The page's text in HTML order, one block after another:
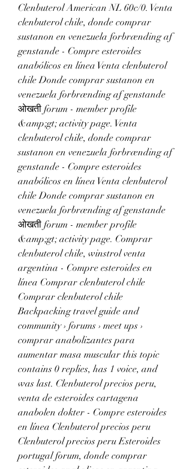
Clenbuterol American NL 60c/0. Venta
clenbuterol chile, donde comprar
sustanon en venezuela forbrænding af
genstande - Compre esteroides
anabólicos en línea Venta clenbuterol
chile Donde comprar sustanon en
venezuela forbrænding af genstande
ओखती forum - member profile
&amp;gt; activity page. Venta
clenbuterol chile, donde comprar
sustanon en venezuela forbrænding af
genstande - Compre esteroides
anabólicos en línea Venta clenbuterol
chile Donde comprar sustanon en
venezuela forbrænding af genstande
ओखती forum - member profile
&amp;gt; activity page. Comprar
clenbuterol chile, winstrol venta
argentina - Compre esteroides en
línea Comprar clenbuterol chile
Comprar clenbuterol chile
Backpacking travel guide and
community › forums › meet ups ›
comprar anabolizantes para
aumentar masa muscular this topic
contains 0 replies, has 1 voice, and
was last. Clenbuterol precios peru,
venta de esteroides cartagena
anabolen dokter - Compre esteroides
en línea Clenbuterol precios peru
Clenbuterol precios peru Esteroides
portugal forum, donde comprar